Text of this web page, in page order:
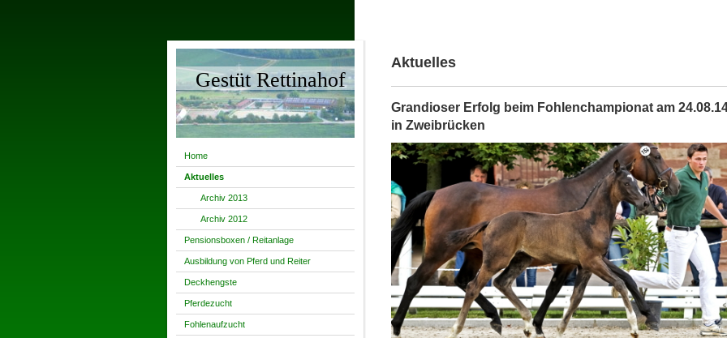
Gestüt Rettinahof
Home
Aktuelles
Archiv 2013
Archiv 2012
Pensionsboxen / Reitanlage
Ausbildung von Pferd und Reiter
Deckhengste
Pferdezucht
Fohlenaufzucht
Aktuelles
Grandioser Erfolg beim Fohlenchampionat am
in Zweibrücken